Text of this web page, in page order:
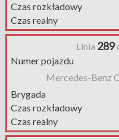
Czas rozkładowy
Czas realny
Linia 289
Numer pojazdu
Mercedes-Benz
Brygada
Czas rozkładowy
Czas realny